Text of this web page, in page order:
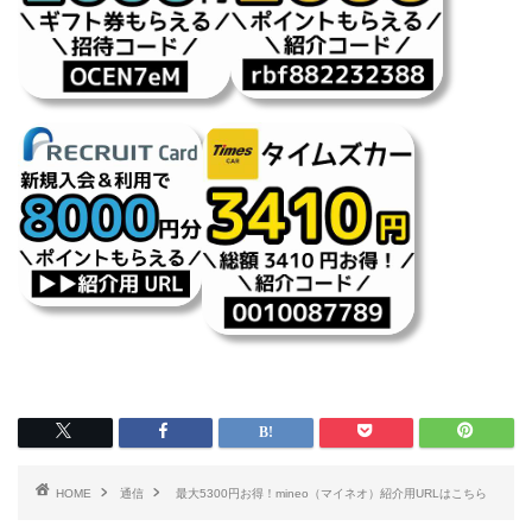
HOME 通信 最大5300円お得！mineo（マイネオ）紹介用URLはこちら